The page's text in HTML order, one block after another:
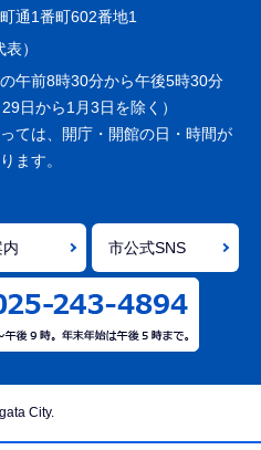
通1番町602番地1
）
午前8時30分から午後5時30分
日から1月3日を除く）
ては、開庁・開館の日・時間が
ます。
市公式SNS
City.